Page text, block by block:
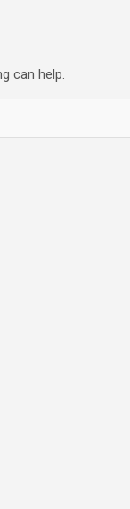
can help.